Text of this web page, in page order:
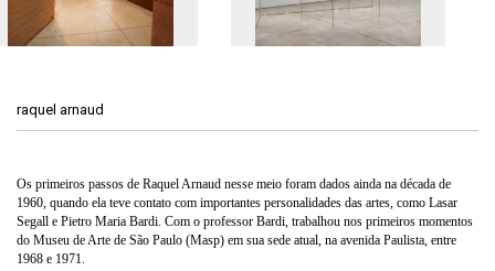
raquel arnaud
Os primeiros passos de Raquel Arnaud nesse meio foram dados ainda na década de
1960, quando ela teve contato com importantes personalidades das artes, como Lasar
Segall e Pietro Maria Bardi. Com o professor Bardi, trabalhou nos primeiros momentos
do Museu de Arte de São Paulo (Masp) em sua sede atual, na avenida Paulista, entre
1968 e 1971.